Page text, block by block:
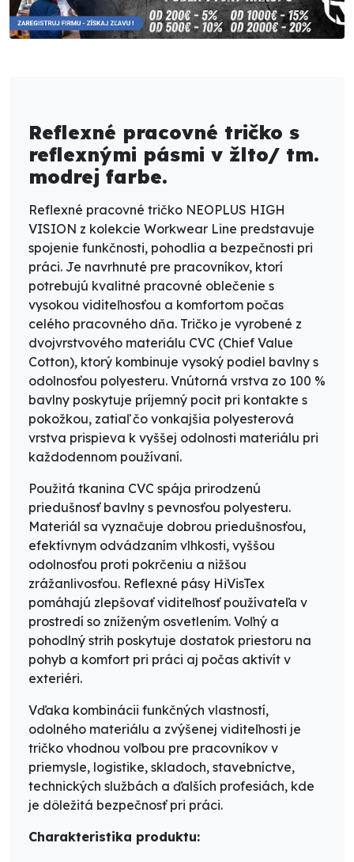
Reflexné pracovné tričko s
reflexnými pásmi v žlto/ tm.
modrej farbe.
Reflexné pracovné tričko NEOPLUS HIGH
VISION z kolekcie Workwear Line predstavuje
spojenie funkčnosti, pohodlia a bezpečnosti pri
práci. Je navrhnuté pre pracovníkov, ktorí
potrebujú kvalitné pracovné oblečenie s
vysokou viditeľnosťou a komfortom počas
celého pracovného dňa. Tričko je vyrobené z
dvojvrstvového materiálu CVC (Chief Value
Cotton), ktorý kombinuje vysoký podiel bavlny s
odolnosťou polyesteru. Vnútorná vrstva zo 100 %
bavlny poskytuje príjemný pocit pri kontakte s
pokožkou, zatiaľ čo vonkajšia polyesterová
vrstva prispieva k vyššej odolnosti materiálu pri
každodennom používaní.
Použitá tkanina CVC spája prirodzenú
priedušnosť bavlny s pevnosťou polyesteru.
Materiál sa vyznačuje dobrou priedušnosťou,
efektívnym odvádzaním vlhkosti, vyššou
odolnosťou proti pokrčeniu a nižšou
zrážanlivosťou. Reflexné pásy HiVisTex
pomáhajú zlepšovať viditeľnosť používateľa v
prostredí so zníženým osvetlením. Voľný a
pohodlný strih poskytuje dostatok priestoru na
pohyb a komfort pri práci aj počas aktivít v
exteriéri.
Vďaka kombinácii funkčných vlastností,
odolného materiálu a zvýšenej viditeľnosti je
tričko vhodnou voľbou pre pracovníkov v
priemysle, logistike, skladoch, stavebníctve,
technických službách a ďalších profesiách, kde
je dôležitá bezpečnosť pri práci.
Charakteristika produktu: